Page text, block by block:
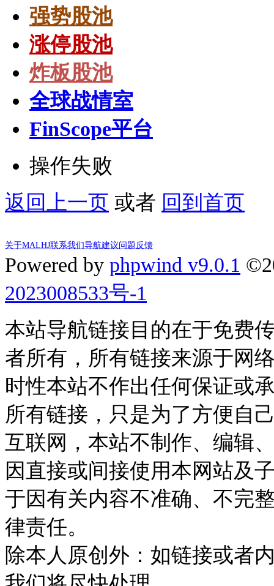
强势股池
涨停股池
炸板股池
全球战情室
FinScope平台
操作失败
返回上一页 或者 回到首页
关于MALHJ联系我们导航建议问题反馈
Powered by phpwind v9.0.1
2023008533号-1
本站导航链接目的在于免费
者所有，所有链接来源于网
时性本站不作出任何保证或
所有链接，只是为了方便自
互联网，本站不制作、编辑
因直接或间接使用本网站及
于因有关内容不准确、不完
律责任。
除本人原创外：如链接或者